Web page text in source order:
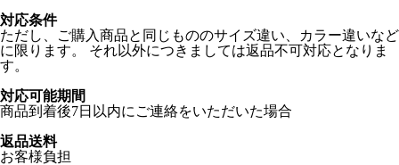
対応条件
ただし、ご購入商品と同じもののサイズ違い、カラー違いなど
に限ります。 それ以外につきましては返品不可対応となりま
す。
対応可能期間
商品到着後7日以内にご連絡をいただいた場合
返品送料
お客様負担